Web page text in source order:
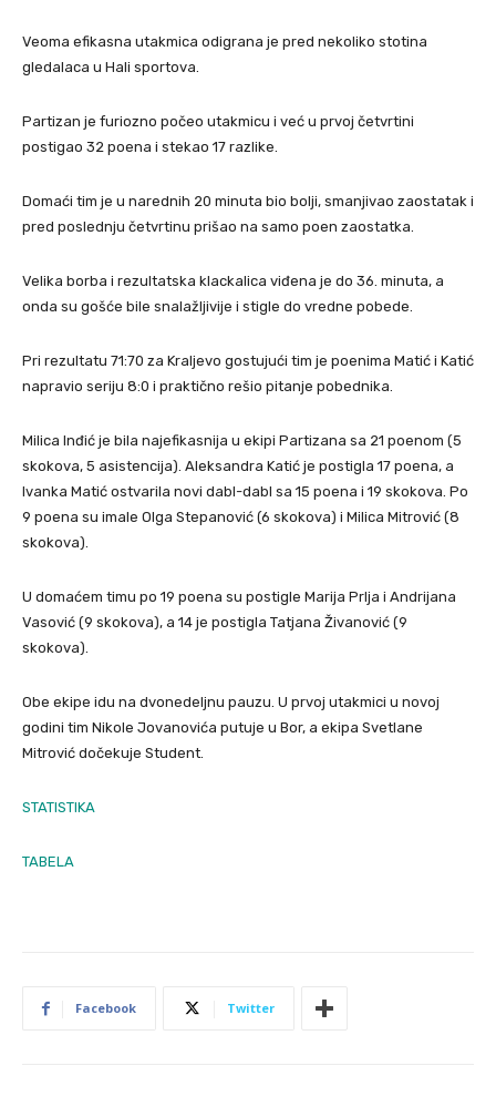
Veoma efikasna utakmica odigrana je pred nekoliko stotina
gledalaca u Hali sportova.
Partizan je furiozno počeo utakmicu i već u prvoj četvrtini
postigao 32 poena i stekao 17 razlike.
Domaći tim je u narednih 20 minuta bio bolji, smanjivao zaostatak i
pred poslednju četvrtinu prišao na samo poen zaostatka.
Velika borba i rezultatska klackalica viđena je do 36. minuta, a
onda su gošće bile snalažljivije i stigle do vredne pobede.
Pri rezultatu 71:70 za Kraljevo gostujući tim je poenima Matić i Katić
napravio seriju 8:0 i praktično rešio pitanje pobednika.
Milica Inđić je bila najefikasnija u ekipi Partizana sa 21 poenom (5
skokova, 5 asistencija). Aleksandra Katić je postigla 17 poena, a
Ivanka Matić ostvarila novi dabl-dabl sa 15 poena i 19 skokova. Po
9 poena su imale Olga Stepanović (6 skokova) i Milica Mitrović (8
skokova).
U domaćem timu po 19 poena su postigle Marija Prlja i Andrijana
Vasović (9 skokova), a 14 je postigla Tatjana Živanović (9
skokova).
Obe ekipe idu na dvonedeljnu pauzu. U prvoj utakmici u novoj
godini tim Nikole Jovanovića putuje u Bor, a ekipa Svetlane
Mitrović dočekuje Student.
STATISTIKA
TABELA
Facebook Twitter